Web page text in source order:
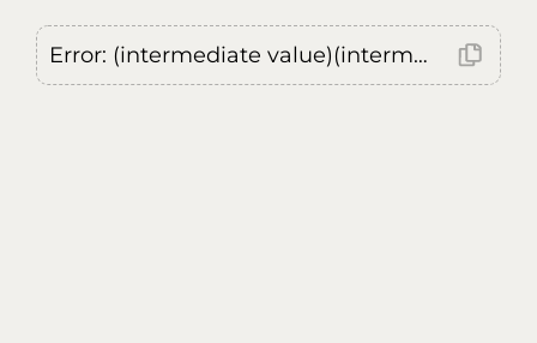
Error: (intermediate value)(intermediate value)(intermediate value).replaceAll is not a function